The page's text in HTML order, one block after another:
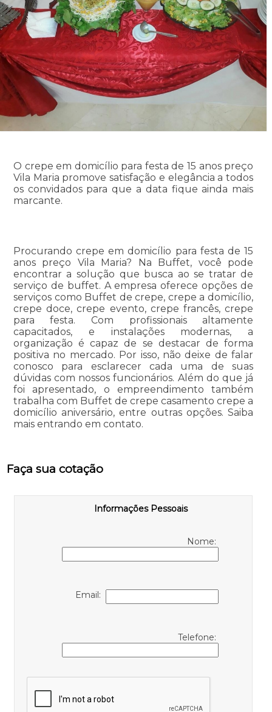
O crepe em domicílio para festa de 15 anos preço
Vila Maria promove satisfação e elegância a todos
os convidados para que a data fique ainda mais
marcante.
Procurando crepe em domicílio para festa de 15
anos preço Vila Maria? Na Buffet, você pode
encontrar a solução que busca ao se tratar de
serviço de buffet. A empresa oferece opções de
serviços como Buffet de crepe, crepe a domicílio,
crepe doce, crepe evento, crepe francês, crepe
para festa. Com profissionais altamente
capacitados, e instalações modernas, a
organização é capaz de se destacar de forma
positiva no mercado. Por isso, não deixe de falar
conosco para esclarecer cada uma de suas
dúvidas com nossos funcionários. Além do que já
foi apresentado, o empreendimento também
trabalha com Buffet de crepe casamento crepe a
domicílio aniversário, entre outras opções. Saiba
mais entrando em contato.
Faça sua cotação
Informações Pessoais
Nome:
Email:
Telefone: